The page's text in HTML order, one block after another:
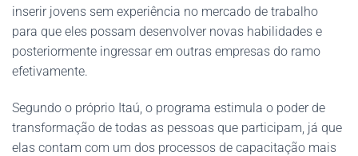
inserir jovens sem experiência no mercado de trabalho
para que eles possam desenvolver novas habilidades e
posteriormente ingressar em outras empresas do ramo
efetivamente.
Segundo o próprio Itaú, o programa estimula o poder de
transformação de todas as pessoas que participam, já que
elas contam com um dos processos de capacitação mais